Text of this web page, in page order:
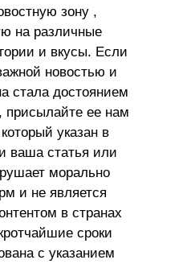
зону ,
на различные
и вкусы. Если
новостью и
стала достоянием
присылайте ее нам
указан в
ваша статья или
морально
и не является
в странах
сроки
с указанием